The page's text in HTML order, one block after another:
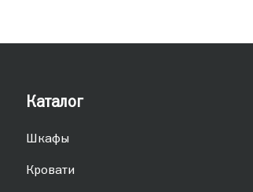
Каталог
Шкафы
Кровати